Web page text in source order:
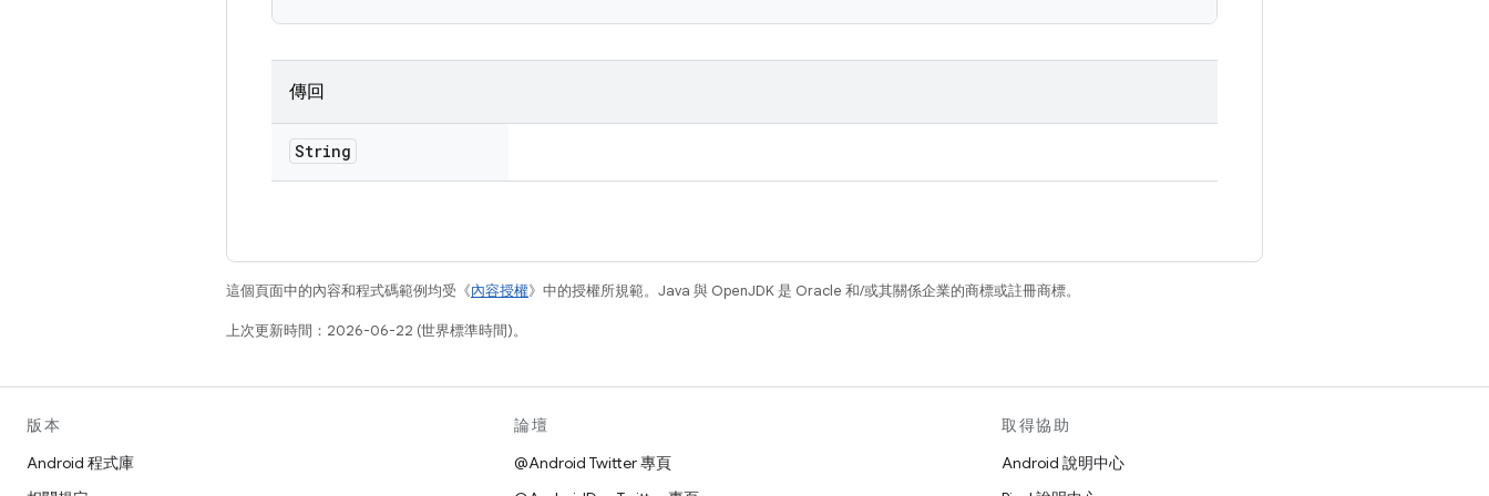
傳回
String
這個頁面中的內容和程式碼範例均受《內容授權》中的授權所規範。Java 與 OpenJDK 是 Oracle 和/或其關係企業的商標或註冊商標。
上次更新時間：2026-06-22 (世界標準時間)。
版本
Android 程式庫
論壇
@Android Twitter 專頁
取得協助
Android 說明中心